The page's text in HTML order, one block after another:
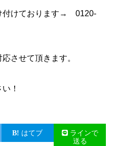
付けております→ 0120-
させて頂きます。
！
はてブ
ラインで
送る